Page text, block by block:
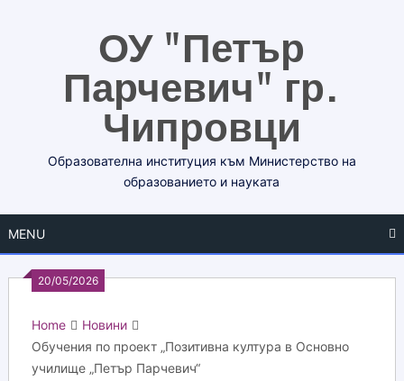
ОУ "Петър
Парчевич" гр.
Чипровци
Образователна институция към Министерство на
образованието и науката
MENU
20/05/2026
Home
Новини
Обучения по проект „Позитивна култура в Основно
училище „Петър Парчевич“